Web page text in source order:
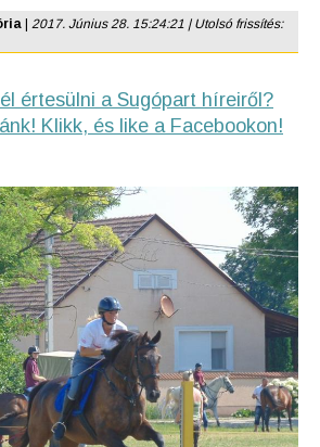
2017. Június 28. 15:24:21 | Utolsó frissítés:
értesülni a Sugópart híreiről?
Klikk, és like a Facebookon!